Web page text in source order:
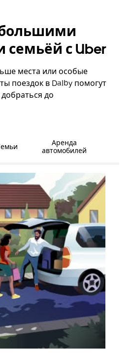
семьёй с Uber
места или особые
поездок в Dalby помогут
до
Аренда
автомобилей